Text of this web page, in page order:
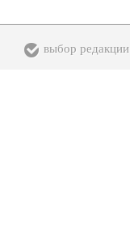
выбор редакции